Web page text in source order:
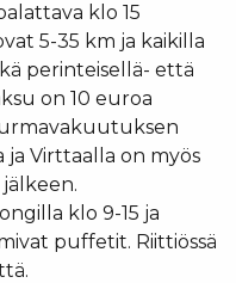
klo 15
5-35 km ja kaikilla
perinteisellä- että
on 10 euroa
ja Virttaalla on myös
klo 9-15 ja
puffetit. Riittiössä